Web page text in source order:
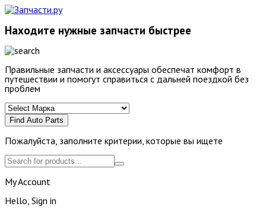
Находите нужные запчасти быстрее
Правильные запчасти и аксессуары обеспечат комфорт в
путешествии и помогут справиться с дальней поездкой без
проблем
Find Auto Parts
Пожалуйста, заполните критерии, которые вы ищете
My Account
Hello, Sign in